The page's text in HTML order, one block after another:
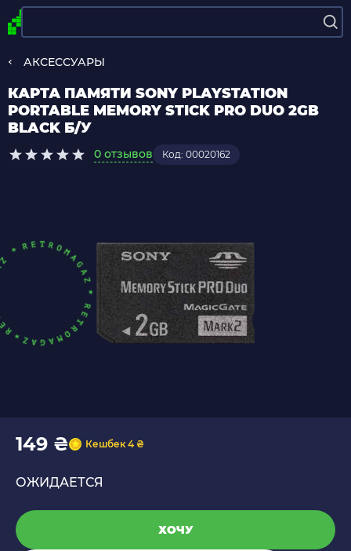
АКСЕССУАРЫ
КАРТА ПАМЯТИ SONY PLAYSTATION
PORTABLE MEMORY STICK PRO DUO 2GB
BLACK Б/У
0 отзывов Код: 00020162
149 ₴ Кешбек 4 ₴
ОЖИДАЕТСЯ
ХОЧУ